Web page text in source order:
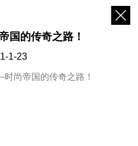
国的传奇之路！
1-23
尚帝国的传奇之路！